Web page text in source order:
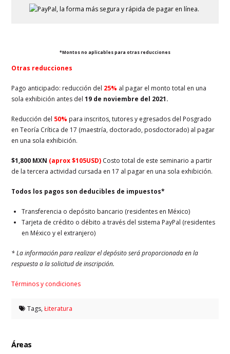
*Montos no aplicables para otras reducciones
Otras reducciones
Pago anticipado: reducción del 25% al pagar el monto total en una
sola exhibición antes del 19 de noviembre del 2021.
Reducción del 50% para inscritos, tutores y egresados del Posgrado
en Teoría Crítica de 17 (maestría, doctorado, posdoctorado) al pagar
en una sola exhibición.
$1,800 MXN (aprox $105USD) Costo total de este seminario a partir
de la tercera actividad cursada en 17 al pagar en una sola exhibición.
Todos los pagos son deducibles de impuestos*
Transferencia o depósito bancario (residentes en México)
Tarjeta de crédito o débito a través del sistema PayPal (residentes
en México y el extranjero)
* La información para realizar el depósito será proporcionada en la
respuesta a la solicitud de inscripción.
Términos y condiciones
Tags,Łiteratura
Áreas